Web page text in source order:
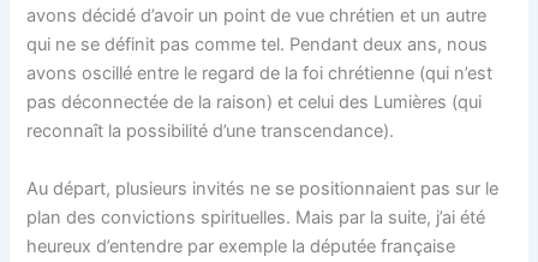
avons décidé d’avoir un point de vue chrétien et un autre
qui ne se définit pas comme tel. Pendant deux ans, nous
avons oscillé entre le regard de la foi chrétienne (qui n’est
pas déconnectée de la raison) et celui des Lumières (qui
reconnaît la possibilité d’une transcendance).
Au départ, plusieurs invités ne se positionnaient pas sur le
plan des convictions spirituelles. Mais par la suite, j’ai été
heureux d’entendre par exemple la députée française